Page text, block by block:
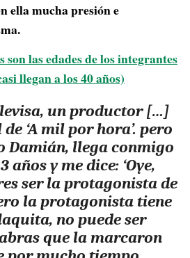
ella mucha presión e
son las edades de los integrantes
llegan a los 40 años)
un productor […]
‘A mil por hora’. pero
Damián, llega conmigo
años y me dice: ‘Oye,
ser la protagonista de
la protagonista tiene
no puede ser
que la marcaron